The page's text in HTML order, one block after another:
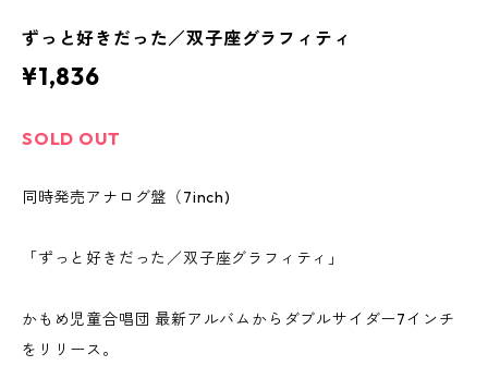
ずっと好きだった／双子座グラフィティ
¥1,836
SOLD OUT
同時発売アナログ盤（7inch)
「ずっと好きだった／双子座グラフィティ」
かもめ児童合唱団 最新アルバムからダブルサイダー7インチ
をリリース。